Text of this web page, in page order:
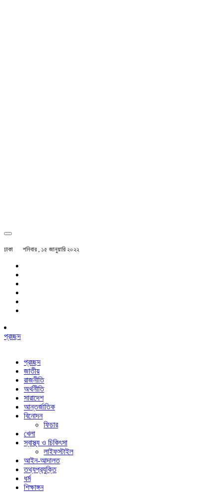
ঢাকা শনিবার , ১৫ জানুয়ারি ২০২২
প্রচ্ছদ
প্রচ্ছদ
জাতীয়
রাজনীতি
অর্থনীতি
সারাদেশ
আন্তর্জাতিক
বিনোদন
ফিচার
খেলা
স্বাস্থ্য ও চিকিৎসা
লাইফস্টাইল
আইন-আদালত
তথ্যপ্রযুক্তি
ধর্ম
শিক্ষাঙ্গন